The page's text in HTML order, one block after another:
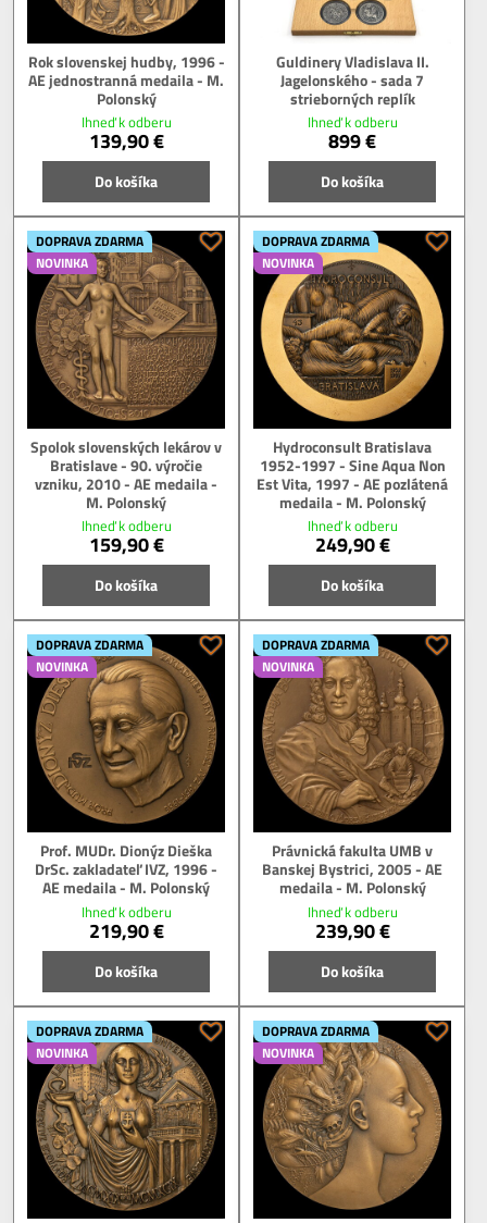
Rok slovenskej hudby, 1996 -
AE jednostranná medaila - M.
Polonský
Ihneď k odberu
139,90 €
Do košíka
Guldinery Vladislava II.
Jagelonského - sada 7
strieborných replík
Ihneď k odberu
899 €
Do košíka
DOPRAVA ZDARMA
NOVINKA
Spolok slovenských lekárov v
Bratislave - 90. výročie
vzniku, 2010 - AE medaila -
M. Polonský
Ihneď k odberu
159,90 €
Do košíka
DOPRAVA ZDARMA
NOVINKA
Hydroconsult Bratislava
1952-1997 - Sine Aqua Non
Est Vita, 1997 - AE pozlátená
medaila - M. Polonský
Ihneď k odberu
249,90 €
Do košíka
DOPRAVA ZDARMA
NOVINKA
Prof. MUDr. Dionýz Dieška
DrSc. zakladateľ IVZ, 1996 -
AE medaila - M. Polonský
Ihneď k odberu
219,90 €
Do košíka
DOPRAVA ZDARMA
NOVINKA
Právnická fakulta UMB v
Banskej Bystrici, 2005 - AE
medaila - M. Polonský
Ihneď k odberu
239,90 €
Do košíka
DOPRAVA ZDARMA
NOVINKA
DOPRAVA ZDARMA
NOVINKA